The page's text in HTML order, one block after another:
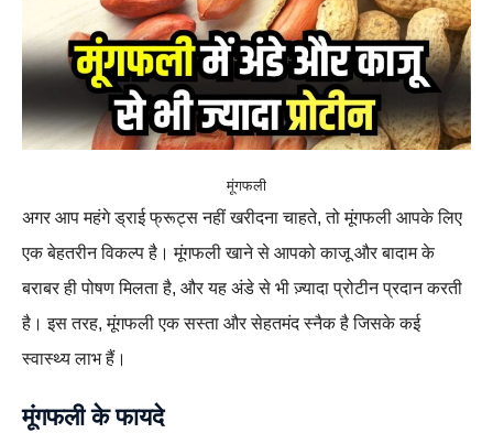
मूंगफली
अगर आप महंगे ड्राई फ्रूट्स नहीं खरीदना चाहते, तो मूंगफली आपके लिए
एक बेहतरीन विकल्प है। मूंगफली खाने से आपको काजू और बादाम के
बराबर ही पोषण मिलता है, और यह अंडे से भी ज़्यादा प्रोटीन प्रदान करती
है। इस तरह, मूंगफली एक सस्ता और सेहतमंद स्नैक है जिसके कई
स्वास्थ्य लाभ हैं।
मूंगफली के फायदे